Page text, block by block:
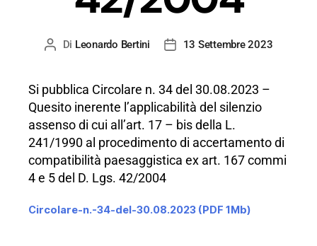
Autore
Di Leonardo Bertini
Data13 Settembre 2023
Si pubblica Circolare n. 34 del 30.08.2023 –
Quesito inerente l’applicabilità del silenzio
assenso di cui all’art. 17 – bis della L.
241/1990 al procedimento di accertamento di
compatibilità paesaggistica ex art. 167 commi
4 e 5 del D. Lgs. 42/2004
Circolare-n.-34-del-30.08.2023 (PDF 1Mb)